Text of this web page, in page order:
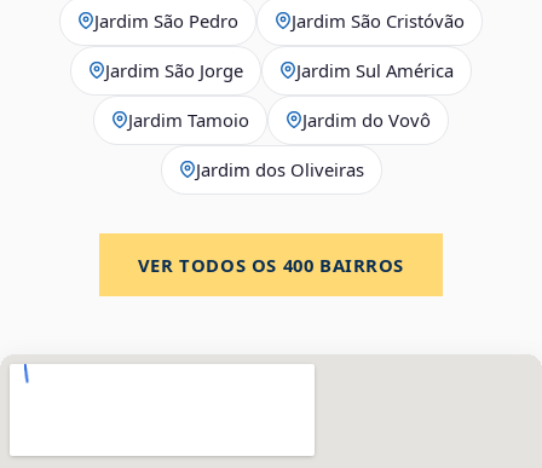
Jardim São Pedro Jardim São Cristóvão
Jardim São Jorge Jardim Sul América
Jardim Tamoio Jardim do Vovô
Jardim dos Oliveiras
VER TODOS OS 400 BAIRROS